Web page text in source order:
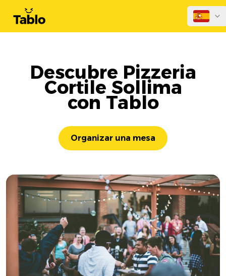
Descubre Pizzeria
Cortile Sollima
con Tablo
Organizar una mesa